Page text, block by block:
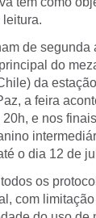
leitura.
de segunda
do
da
a feira
e nos
o dia 12 de
os
com